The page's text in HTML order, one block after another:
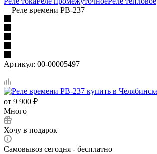
—Реле времени РВ-237
Артикул: 00-00005497
от 9 900 ₽
Много
Хочу в подарок
Самовывоз сегодня - бесплатно